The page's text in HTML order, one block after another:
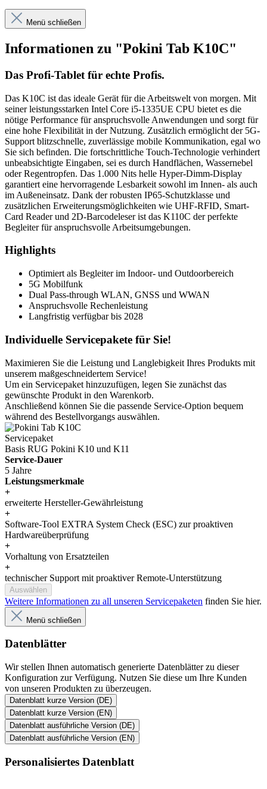
Menü schließen
Informationen zu "Pokini Tab K10C"
Das Profi-Tablet für echte Profis.
Das K10C ist das ideale Gerät für die Arbeitswelt von morgen. Mit
seiner leistungsstarken Intel Core i5-1335UE CPU bietet es die
nötige Performance für anspruchsvolle Anwendungen und sorgt für
eine hohe Flexibilität in der Nutzung. Zusätzlich ermöglicht der 5G-
Support blitzschnelle, zuverlässige mobile Kommunikation, egal wo
Sie sich befinden. Die fortschrittliche Touch-Technologie verhindert
unbeabsichtigte Eingaben, sei es durch Handflächen, Wassernebel
oder Regentropfen. Das 1.000 Nits helle Hyper-Dimm-Display
garantiert eine hervorragende Lesbarkeit sowohl im Innen- als auch
im Außeneinsatz. Dank der robusten IP65-Schutzklasse und
zusätzlichen Erweiterungsmöglichkeiten wie UHF-RFID, Smart-
Card Reader und 2D-Barcodeleser ist das K110C der perfekte
Begleiter für anspruchsvolle Arbeitsumgebungen.
Highlights
Optimiert als Begleiter im Indoor- und Outdoorbereich
5G Mobilfunk
Dual Pass-through WLAN, GNSS und WWAN
Anspruchsvolle Rechenleistung
Langfristig verfügbar bis 2028
Individuelle Servicepakete für Sie!
Maximieren Sie die Leistung und Langlebigkeit Ihres Produkts mit
unserem maßgeschneidertem Service!
Um ein Servicepaket hinzuzufügen, legen Sie zunächst das
gewünschte Produkt in den Warenkorb.
Anschließend können Sie die passende Service-Option bequem
während des Bestellvorgangs auswählen.
Servicepaket
Basis RUG Pokini K10 und K11
Service-Dauer
5 Jahre
Leistungsmerkmale
+
erweiterte Hersteller-Gewährleistung
+
Software-Tool EXTRA System Check (ESC) zur proaktiven
Hardwareüberprüfung
+
Vorhaltung von Ersatzteilen
+
technischer Support mit proaktiver Remote-Unterstützung
Auswählen
Weitere Informationen zu all unseren Servicepaketen finden Sie hier.
Menü schließen
Datenblätter
Wir stellen Ihnen automatisch generierte Datenblätter zu dieser
Konfiguration zur Verfügung. Nutzen Sie diese um Ihre Kunden
von unseren Produkten zu überzeugen.
Datenblatt kurze Version (DE)
Datenblatt kurze Version (EN)
Datenblatt ausführliche Version (DE)
Datenblatt ausführliche Version (EN)
Personalisiertes Datenblatt